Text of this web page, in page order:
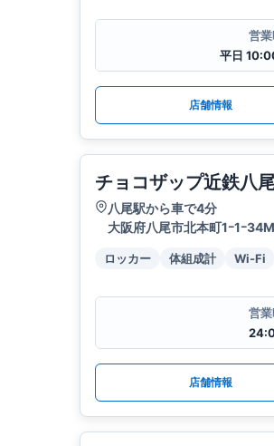
営
平日
店舗情報
チョコザップ近鉄八
八尾駅から車で4分
大阪府八尾市北本町1ｰ1ｰ
ロッカー 体組成計 Wi-Fi
営
店舗情報